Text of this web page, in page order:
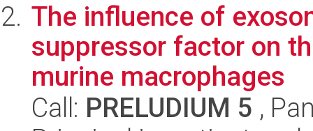
The influence of
suppressor factor on
murine macrophages
Call: PRELUDIUM 5 ,